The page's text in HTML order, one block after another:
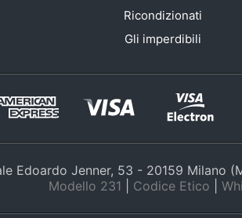
Ricondizionati
Gli imperdibili
Edoardo Jenner, 53 - 20159
Modello 231
Codice Etico